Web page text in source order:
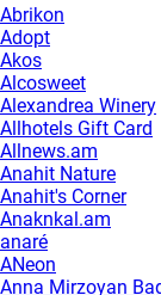
Abrikon
Adopt
Akos
Alcosweet
Alexandrea Winery
Allhotels Gift Card
Allnews.am
Anahit Nature
Anahit's Corner
Anaknkal.am
anaré
ANeon
Anna Mirzoyan